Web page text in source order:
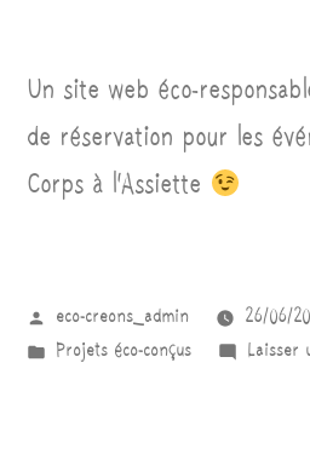
Un site web éco-
de réservation pour les
Corps à l’Assiette
eco-creons_admin
26/06/
Projets éco-conçus
Laisser